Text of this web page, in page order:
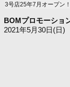
3号店25年7月オープン
BOMプロモーショ
2021年5月30日(日